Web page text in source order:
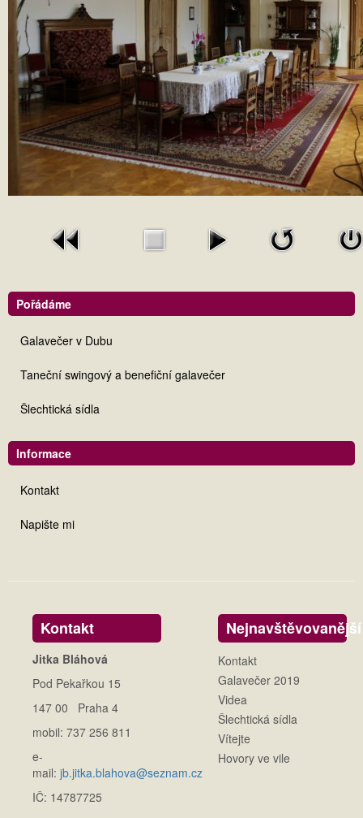
Pořádáme
Galavečer v Dubu
Taneční swingový a benefiční galavečer
Šlechtická sídla
Informace
Kontakt
Napište mi
Kontakt
Jitka Bláhová
Pod Pekařkou 15
147 00 Praha 4
mobil: 737 256 811
e-
mail: jb.jitka.blahova@seznam.cz
IČ: 14787725
Nejnavštěvovanější
Kontakt
Galavečer 2019
Videa
Šlechtická sídla
Vítejte
Hovory ve vile